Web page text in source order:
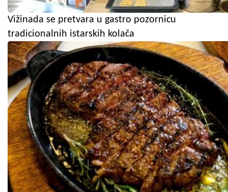
Vižinada se pretvara u gastro pozornicu
tradicionalnih istarskih kolača